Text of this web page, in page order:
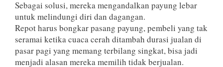
Sebagai solusi, mereka mengandalkan payung lebar
untuk melindungi diri dan dagangan.
Repot harus bongkar pasang payung, pembeli yang tak
seramai ketika cuaca cerah ditambah durasi jualan di
pasar pagi yang memang terbilang singkat, bisa jadi
menjadi alasan mereka memilih tidak berjualan.